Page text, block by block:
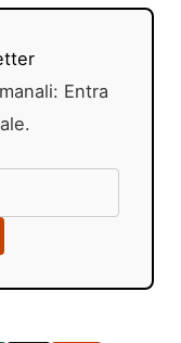
Entra